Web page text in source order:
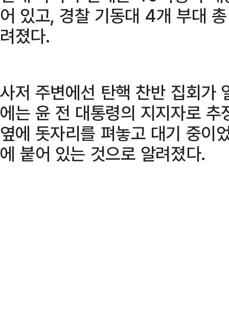
어 있고, 경찰 기동대 4개 부대
려졌다.
사저 주변에선 탄핵 찬반 집회가
에는 윤 전 대통령의 지지자로
옆에 돗자리를 펴놓고 대기 중이
에 붙어 있는 것으로 알려졌다.